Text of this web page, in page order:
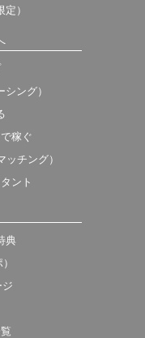
）
ング）
稼ぐ
チング）
ント
典